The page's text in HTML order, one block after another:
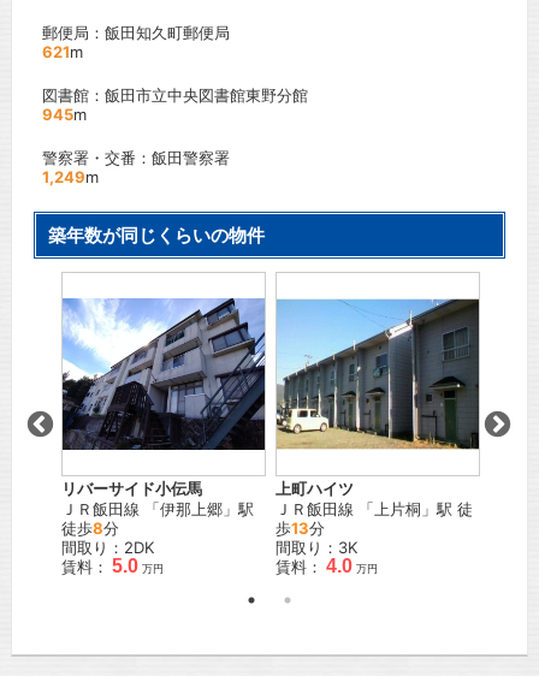
郵便局：飯田知久町郵便局
621m
図書館：飯田市立中央図書館東野分館
945m
警察署・交番：飯田警察署
1,249m
築年数が同じくらいの物件
リバーサイド小伝馬
ＪＲ飯田線 「伊那上郷 」駅
徒歩8分
間取り：2DK
賃料： 5.0 万円
上町ハイツ
ＪＲ飯田線 「上片桐 」駅 徒
歩13分
間取り：3K
賃料： 4.0 万円